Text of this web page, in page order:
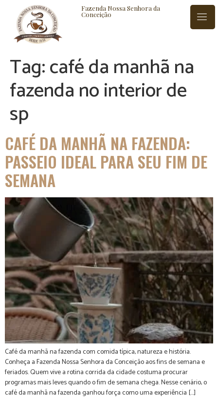
Fazenda Nossa Senhora da
Conceição
BLOG CONTATO
Tag:café da manhã na
fazenda no interior de
sp
CAFÉ DA MANHÃ NA FAZENDA:
PASSEIO IDEAL PARA SEU FIM DE
SEMANA
Café da manhã na fazenda com comida típica, natureza e história.
Conheça a Fazenda Nossa Senhora da Conceição aos fins de semana e
feriados. Quem vive a rotina corrida da cidade costuma procurar
programas mais leves quando o fim de semana chega. Nesse cenário, o
café da manhã na fazenda ganhou força como uma experiência […]